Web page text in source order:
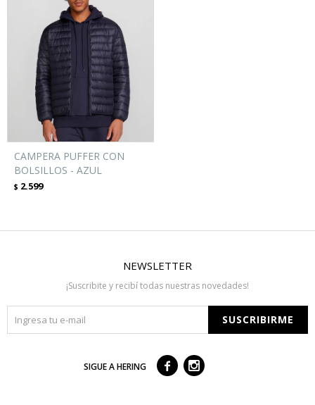
CAMPERA PUFFER CON
BOLSILLOS - AZUL
$ 2.599
NEWSLETTER
¡Suscribite y recibí todas nuestras novedades!
SUSCRIBIRME
SIGUE A HERING  